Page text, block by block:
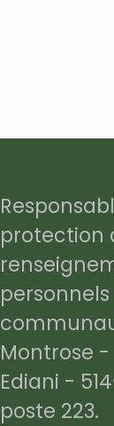
protection
Montrose
Ediani -
poste 223.